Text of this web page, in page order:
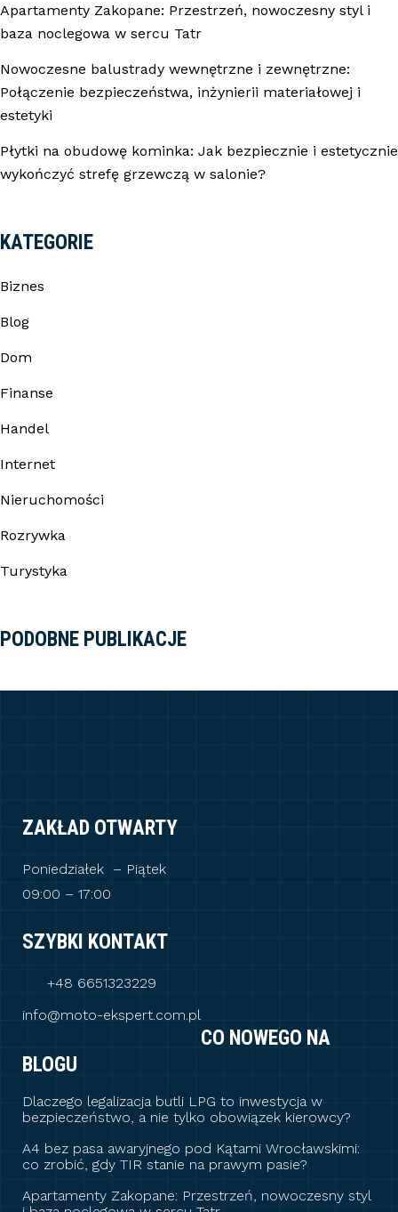
Apartamenty Zakopane: Przestrzeń, nowoczesny styl i
baza noclegowa w sercu Tatr
Nowoczesne balustrady wewnętrzne i zewnętrzne:
Połączenie bezpieczeństwa, inżynierii materiałowej i
estetyki
Płytki na obudowę kominka: Jak bezpiecznie i estetycznie
wykończyć strefę grzewczą w salonie?
KATEGORIE
Biznes
Blog
Dom
Finanse
Handel
Internet
Nieruchomości
Rozrywka
Turystyka
PODOBNE PUBLIKACJE
ZAKŁAD OTWARTY
Poniedziałek – Piątek
09:00 – 17:00
SZYBKI KONTAKT
+48 6651323229
info@moto-ekspert.com.pl
CO NOWEGO NA
BLOGU
Dlaczego legalizacja butli LPG to inwestycja w
bezpieczeństwo, a nie tylko obowiązek kierowcy?
A4 bez pasa awaryjnego pod Kątami Wrocławskimi:
co zrobić, gdy TIR stanie na prawym pasie?
Apartamenty Zakopane: Przestrzeń, nowoczesny styl